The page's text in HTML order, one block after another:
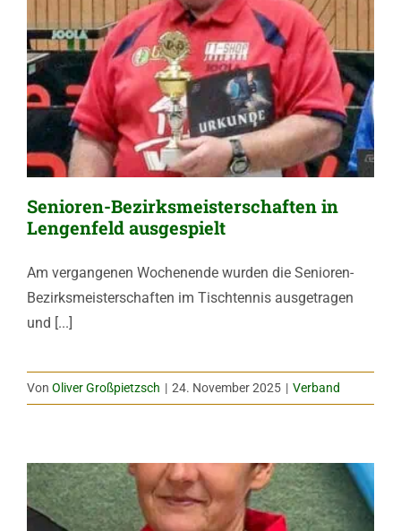
Senioren-Bezirksmeisterschaften in
Lengenfeld ausgespielt
Am vergangenen Wochenende wurden die Senioren-
Bezirksmeisterschaften im Tischtennis ausgetragen
und [...]
Von Oliver Großpietzsch | 24. November 2025 | Verband